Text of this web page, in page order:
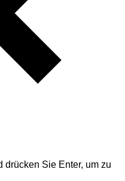
drücken Sie Enter, um zu